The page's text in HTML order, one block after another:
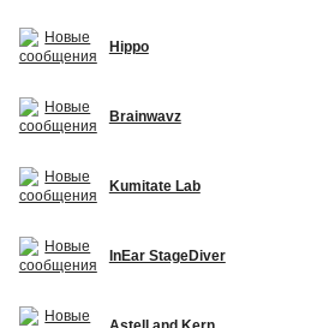
Hippo
Brainwavz
Kumitate Lab
InEar StageDiver